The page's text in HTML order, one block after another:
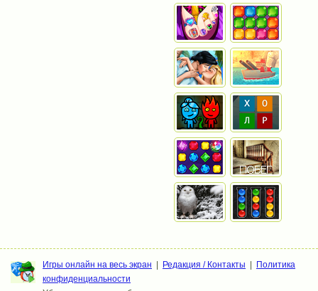
Игры онлайн на весь экран Редакция / Контакты
Политика
конфиденциальности